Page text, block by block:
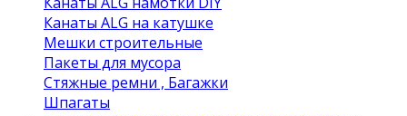
Канаты ALG на катушке
Мешки строительные
Пакеты для мусора
Стяжные ремни , Багажки
Шпагаты